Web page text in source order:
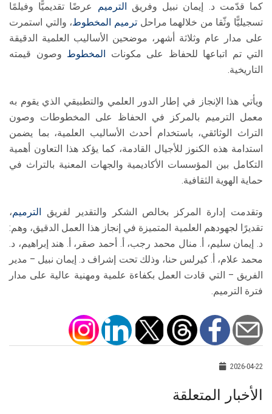
كما قدّمت د. إيمان نبيل وفريق الترميم عرضًا تقديميًّا وفيلمًا
تسجيليًّا وثّقا من خلالهما مراحلترميم المخطوط، والتي استمرت
على مدار عام وثلاثة أشهر، موضحين الأساليب العلمية الدقيقة
التي تم اتباعها للحفاظ على مكونات
المخطوط وصون قيمته
التاريخية.
ويأتي هذا الإنجاز في إطار الدور العلمي والتطبيقي الذي يقوم به
معمل الترميم بالمركز في الحفاظ على المخطوطات وصون
التراث الوثائقي، باستخدام أحدث الأساليب العلمية، بما يضمن
استدامة هذه الكنوز للأجيال القادمة، كما يؤكد هذا التعاون أهمية
التكامل بين المؤسسات الأكاديمية والجهات المعنية بالتراث في
حماية الهوية الثقافية.
وتقدمت إدارة المركز بخالص الشكر والتقدير لفريق الترميم،
تقديرًا لجهودهم العلمية المتميزة في إنجاز هذا العمل الدقيق، وهم:
د. إيمان سليم، أ. منال محمد رجب، أ. أحمد صقر، أ. هند إبراهيم، د.
محمد علام، أ. كيرلس حنا، وذلك تحت إشراف د. إيمان نبيل – مدير
الفريق – التي قادت العمل بكفاءة علمية ومهنية عالية على مدار
فترة الترميم.
2026-04-22
الأخبار المتعلقة